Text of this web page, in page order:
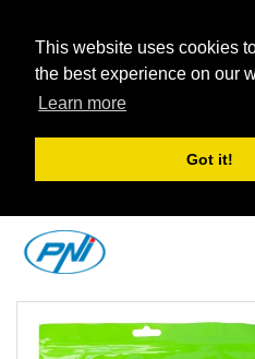
This website uses cookies
the best experience on our
Learn more
Got it!
Inhalt
springen
Ende